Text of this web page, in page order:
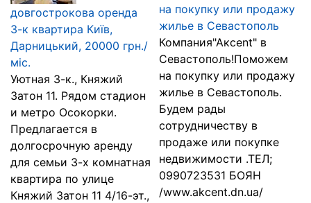
довгострокова оренда
3-к квартира Київ,
Дарницький, 20000 грн./
міс.
Уютная 3-к., Княжий
Затон 11. Рядом стадион
и метро Осокорки.
Предлагается в
долгосрочную аренду
для семьи 3-х комнатная
квартира по улице
Княжий Затон 11 4/16-эт.,
на покупку или продажу
жилье в Севастополь
Компания"Акcent" в
Севастополь!Поможем
на покупку или продажу
жилье в Севастополь.
Будем рады
сотрудничеству в
продаже или покупке
недвижимости .ТЕЛ;
0990723531 БОЯН
/www.akcent.dn.ua/